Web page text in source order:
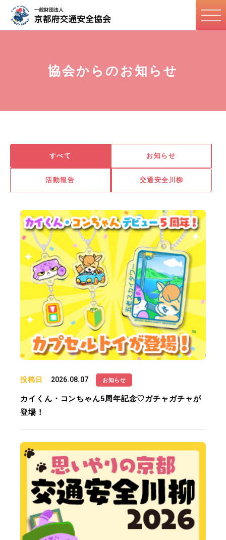
協会からのお知らせ
すべて お知らせ
活動報告 交通安全川柳
投稿日 2026.08.07 お知らせ
カイくん・コンちゃん5周年記念♡ガチャガチャが
登場！